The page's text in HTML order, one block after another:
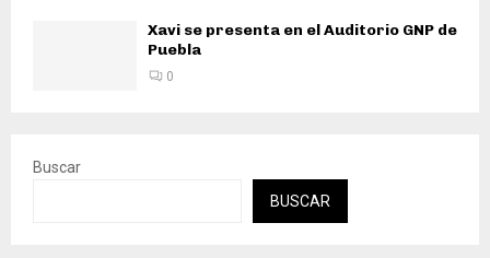
Xavi se presenta en el Auditorio GNP de
Puebla
0
Buscar
BUSCAR